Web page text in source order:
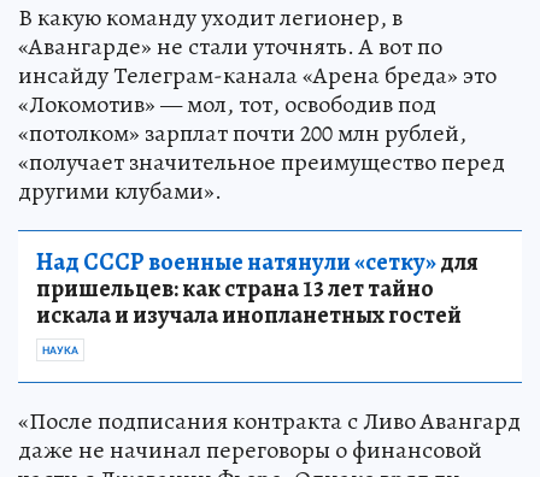
В какую команду уходит легионер, в
«Авангарде» не стали уточнять. А вот по
инсайду Телеграм-канала «Арена бреда» это
«Локомотив» — мол, тот, освободив под
«потолком» зарплат почти 200 млн рублей,
«получает значительное преимущество перед
другими клубами».
Над СССР военные натянули «сетку»для
пришельцев: как страна 13 лет тайно
искала и изучала инопланетных гостей
НАУКА
«После подписания контракта с Ливо Авангард
даже не начинал переговоры о финансовой